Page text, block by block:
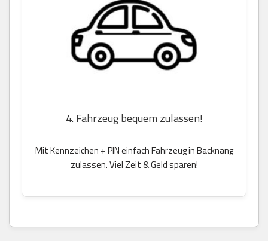
4. Fahrzeug bequem zulassen!
Mit Kennzeichen + PIN einfach Fahrzeug in Backnang
zulassen. Viel Zeit & Geld sparen!